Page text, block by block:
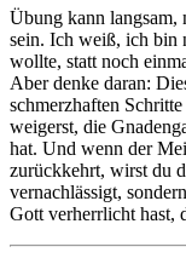
Übung kann langsam,
sein. Ich weiß, ich bin
wollte, statt noch
Aber denke daran:
schmerzhaften
weigerst, die
hat. Und wenn der
zurückkehrt, wirst du
vernachlässigt,
Gott verherrlicht hast,